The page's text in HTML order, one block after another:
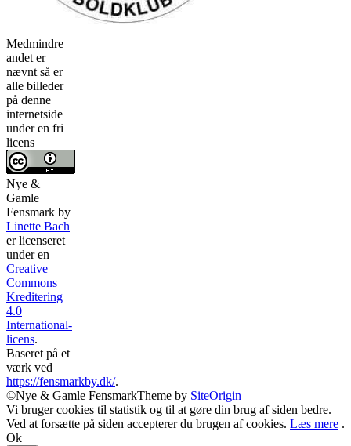
Medmindre
andet er
nævnt så er
alle billeder
på denne
internetside
under en fri
licens
Nye &
Gamle
Fensmark by
Linette Bach
er licenseret
under en
Creative
Commons
Kreditering
4.0
International-
licens.
Baseret på et
værk ved
https://fensmarkby.dk/.
©Nye & Gamle FensmarkTheme by SiteOrigin
Vi bruger cookies til statistik og til at gøre din brug af siden bedre.
Ved at forsætte på siden accepterer du brugen af cookies. Læs mere .
Ok